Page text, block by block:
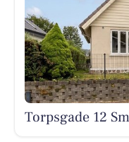
Torpsgade 12